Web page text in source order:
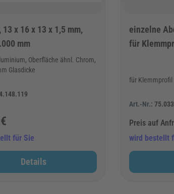
x 16 x 13 x 1,5 mm,
mm
Oberfläche ähnl. Chrom,
Glasdicke
für Sie
Details
einzelne
für
für Klemmprofil
Art.-Nr.: 75.033
Preis auf
wird bestellt